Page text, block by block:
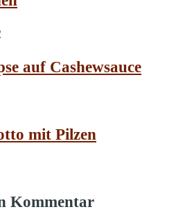
auf Cashewsauce
mit Pilzen
Kommentar